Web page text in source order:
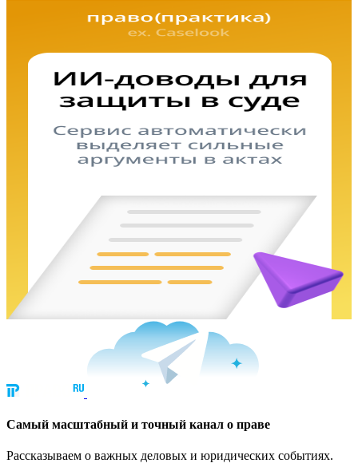
Cамый масштабный и точный канал о праве
Рассказываем о важных деловых и юридических событиях.